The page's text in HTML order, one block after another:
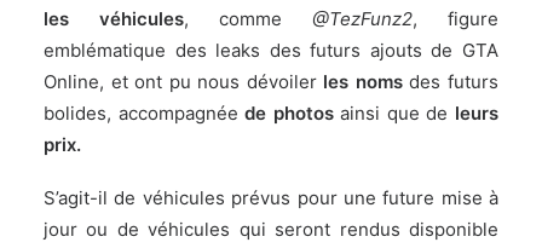
les véhicules, comme @TezFunz2, figure
emblématique des leaks des futurs ajouts de GTA
Online, et ont pu nous dévoiler les nomsdes futurs
bolides, accompagnéede photosainsi que de leurs
prix.
S’agit-il de véhicules prévus pour une future mise à
jour ou de véhicules qui seront rendus disponible